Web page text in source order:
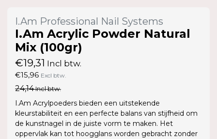
I.Am Professional Nail Systems
I.Am Acrylic Powder Natural
Mix (100gr)
€19,31 Incl btw.
€15,96 Excl btw.
24,14Incl btw.
I.Am Acrylpoeders bieden een uitstekende
kleurstabiliteit en een perfecte balans van stijfheid om
de kunstnagel in de juiste vorm te maken. Het
oppervlak kan tot hoogglans worden gebracht zonder